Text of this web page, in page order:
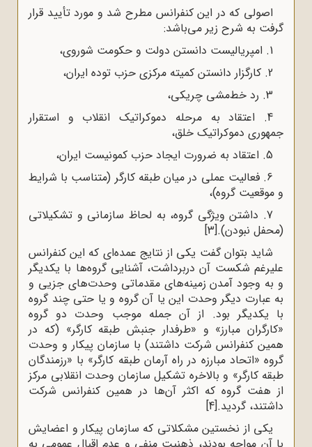
اصولی که در این کنفرانس مطرح شد و مورد تأیید قرار
گرفت به شرح زیر می‌باشد:
1. امپریالیست دانستن دولت و حکومت شوروی،
2. کارگزار دانستن کمیته مرکزی حزب توده ایران،
3. رد خط‌مشی چریکی،
4. اعتقاد به مرحله دموکراتیک انقلاب و استقرار
جمهوری دموکراتیک خلق،
5. اعتقاد به ضرورت ایجاد حزب کمونیست ایران،
6. فعالیت عملی در میان طبقه کارگر (متناسب با شرایط
و موقعیت گروه)،
7. داشتن ویژگی گروه، به لحاظ سازمانی و تشکیلاتی
(محفل نبودن).[3]
شاید بتوان گفت یکی از نتایج عمده‌ای که این کنفرانس
علیرغم شکست آن دربرداشت، آشنایی گروه‌ها با یکدیگر
و به ‌وجود آمدن زمینه‌های مقدماتی وحدت‌های جزیی و
به عبارت دیگر وحدت این یا آن گروه و یا حتی چند گروه
با یکدیگر بود. از آن جمله موجب وحدت دو گروه
«کارگران مبارز» و «طرفدار جنبش طبقه کارگر» (که در
همین کنفرانس شرکت داشتند) با سازمان پیکار و وحدت
گروه «اتحاد مبارزه در راه آرمان طبقه کارگر» با «رزمندگان
طبقه کارگر» و بالاخره تشکیل سازمان وحدت انقلابی مرکز
از هفت گروه که اکثر آن‌ها در همین کنفرانس شرکت
داشتند، گردید.[4]
یکی از نخستین مشکلاتی که سازمان پیکار و اعضایش